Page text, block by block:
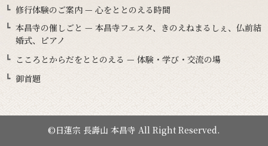
修行体験のご案内 — 心をととのえる時間
本昌寺の催しごと — 本昌寺フェスタ、きのえねまるしぇ、仏前結
婚式、ピアノ
こころとからだをととのえる — 体験・学び・交流の場
御首題
©日蓮宗 長壽山 本昌寺 All Right Reserved.